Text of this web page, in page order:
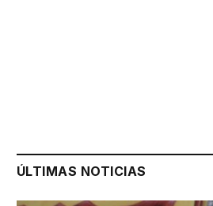
ÚLTIMAS NOTICIAS